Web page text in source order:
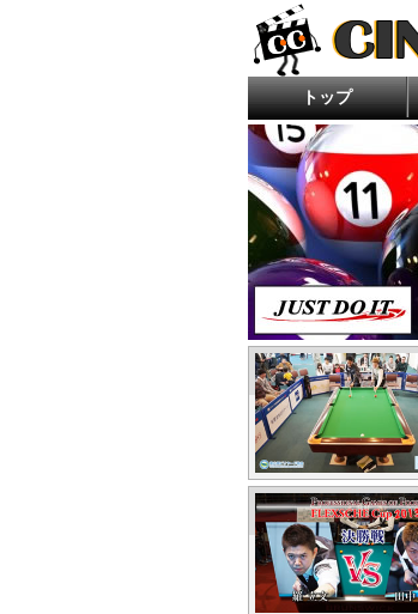
トップ
今月の新作
ランキング
好評配信中